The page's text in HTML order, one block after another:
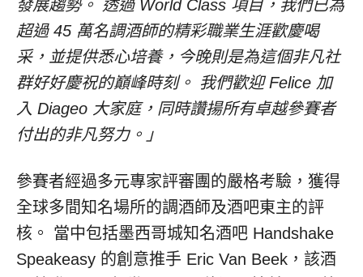
發展趨勢。 透過 World Class 項目，我們已為
超過 45 萬名調酒師的精彩職業生涯歡慶喝
采，並提供悉心培養，今晚則是為這個非凡社
群好好慶祝的巔峰時刻。 我們歡迎 Felice 加
入 Diageo 大家庭，同時讚揚所有卓越參賽者
付出的非凡努力。」
參賽者經過多元專家評審團的嚴格考驗，獲得
全球多間知名場所的調酒師及酒吧東主的評
核。 當中包括墨西哥城知名酒吧 Handshake
Speakeasy 的創意推手 Eric Van Beek，該酒